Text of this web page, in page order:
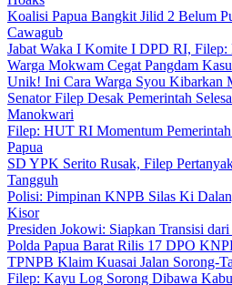
Koalisi Papua Bangkit Jilid 2 Belum
Cawagub
Jabat Waka I Komite I DPD RI, Filep:
Warga Mokwam Cegat Pangdam
Unik! Ini Cara Warga Syou Kibarkan
Senator Filep Desak Pemerintah
Manokwari
Filep: HUT RI Momentum
Papua
SD YPK Serito Rusak, Filep
Tangguh
Polisi: Pimpinan KNPB Silas Ki
Kisor
Presiden Jokowi: Siapkan Transisi
Polda Papua Barat Rilis 17 DPO
TPNPB Klaim Kuasai Jalan Sorong-
Filep: Kayu Log Sorong Dibawa